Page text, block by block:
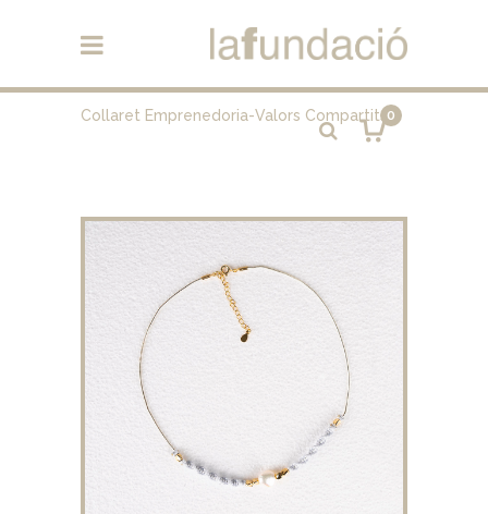
0
Collaret Emprenedoria-Valors Compartits